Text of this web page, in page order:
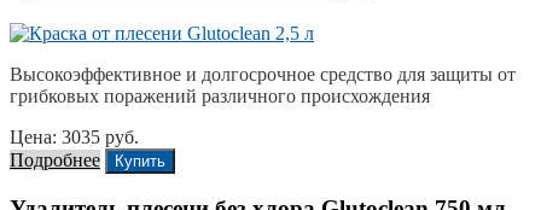
Высокоэффективное и долгосрочное средство для защиты от
грибковых поражений различного происхождения
Цена: 3035 руб.
Подробнее
Купить